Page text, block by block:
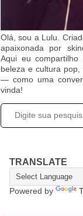
Olá, sou a Lulu.
apaixonada por
Aqui eu compartilho
beleza e cultura
— como uma
vinda!
TRANSLATE
Powered by